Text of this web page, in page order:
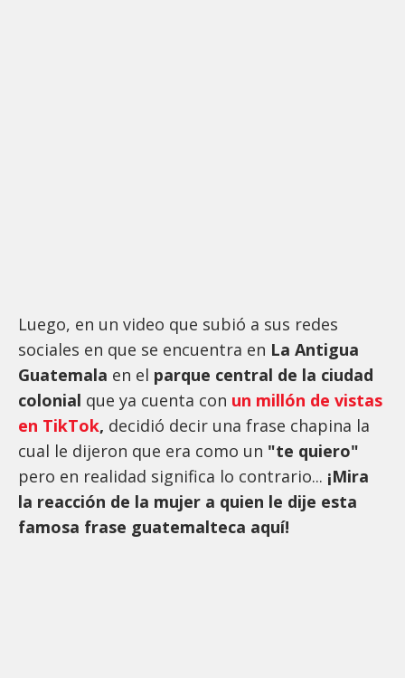
Luego, en un video que subió a sus redes
sociales en que se encuentra en La Antigua
Guatemala en el parque central de la ciudad
colonial que ya cuenta con un millón de vistas
en TikTok, decidió decir una frase chapina la
cual le dijeron que era como un "te quiero"
pero en realidad significa lo contrario... ¡Mira
la reacción de la mujer a quien le dije esta
famosa frase guatemalteca aquí!